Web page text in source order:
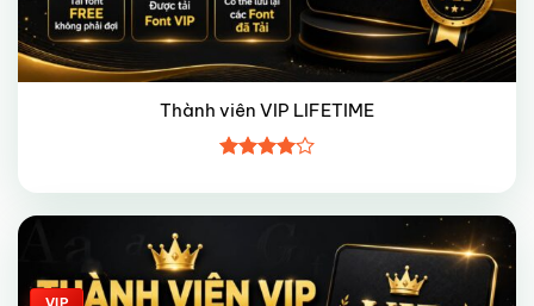
Thành viên VIP LIFETIME
xếp hạng
45 sao
Giảm giá!
VIP